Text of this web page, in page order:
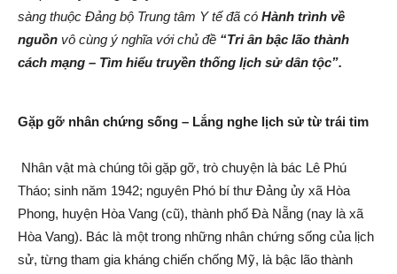
sàng thuộc Đảng bộ Trung tâm Y tế đã có Hành trình về
nguồn vô cùng ý nghĩa với chủ đề “Tri ân bậc lão thành
cách mạng – Tìm hiểu truyền thống lịch sử dân tộc”.
Gặp gỡ nhân chứng sống – Lắng nghe lịch sử từ trái tim
Nhân vật mà chúng tôi gặp gỡ, trò chuyện là bác Lê Phú
Tháo; sinh năm 1942; nguyên Phó bí thư Đảng ủy xã Hòa
Phong, huyện Hòa Vang (cũ), thành phố Đà Nẵng (nay là xã
Hòa Vang). Bác là một trong những nhân chứng sống của lịch
sử, từng tham gia kháng chiến chống Mỹ, là bậc lão thành